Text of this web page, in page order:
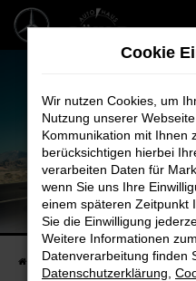
Zum
Unsere Fahrzeugangebote
Bei uns finden Sie bestimmt
Startseite Fahrzeugangebote
Cookie
Wir nutzen Cookies, um
Nutzung unserer
Kommunikation mit Ihnen
berücksichtigen hierbei
verarbeiten Daten für
wenn Sie uns Ihre
einem späteren Zeitpunkt
Sie die Einwilligung
Weitere Informationen
Datenverarbeitung finden
Datenschutzerklärung